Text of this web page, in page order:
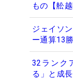
もの【舩
ジェイソ
ー通算13
32ランク
る」と成